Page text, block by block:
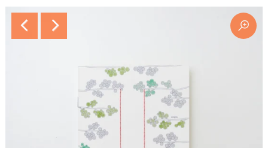
Collezioni
Fatto Apposta
Entra o crea un nuovo account